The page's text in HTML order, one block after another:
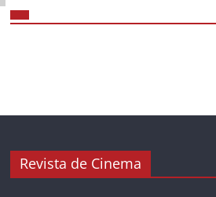
Revista de Cinema